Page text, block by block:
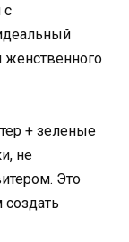
с
женственного
+ зеленые
не
Это